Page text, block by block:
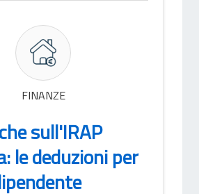
FINANZE
sull'IRAP
le deduzioni per